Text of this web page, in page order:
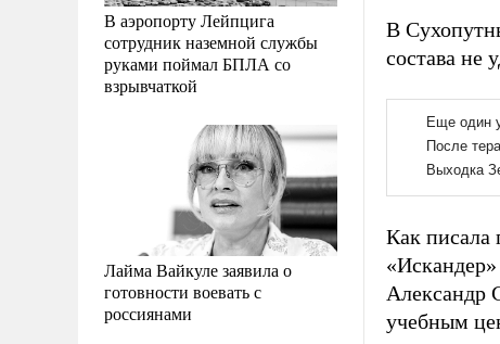
В аэропорту Лейпцига
сотрудник наземной службы
руками поймал БПЛА со
взрывчаткой
Лайма Вайкуле заявила о
готовности воевать с
россиянами
В
состава не
Как писала
Александр
учебным